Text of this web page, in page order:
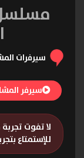
سيرفرات
سيرفر
لا تفوت تجربة
للإستمتاع